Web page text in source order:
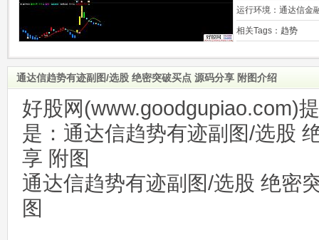
运行环境： 通达信金
相关Tags： 趋势
通达信趋势有迹副图/选股 绝密突破买点 源码分享 附图介绍
好股网(www.goodgupiao.com)
是：通达信趋势有迹副图/选股
享 附图
通达信趋势有迹副图/选股 绝密
图